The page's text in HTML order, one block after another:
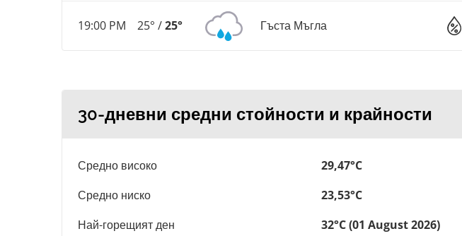
19:00 PM 25° /25° Гъста Мъгла
30-дневни средни стойности и крайности
Средно високо
29,47°C
Средно ниско
23,53°C
Най-горещият ден
32°C (01 August 2026)